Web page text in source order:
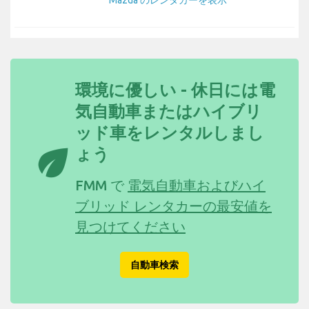
eco
環境に優しい - 休日には電
気自動車またはハイブリ
ッド車をレンタルしまし
ょう
FMM で 電気自動車およびハイ
ブリッド レンタカーの最安値を
見つけてください
自動車検索